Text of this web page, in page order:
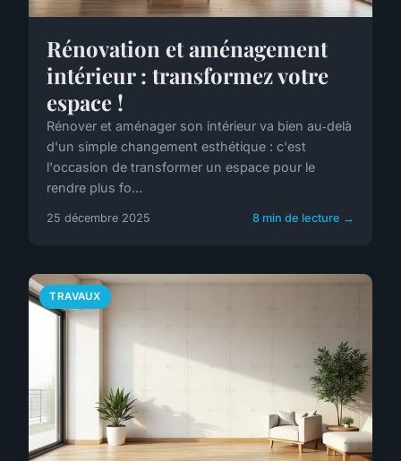
Rénovation et aménagement
intérieur : transformez votre
espace !
Rénover et aménager son intérieur va bien au‑delà
d'un simple changement esthétique : c'est
l'occasion de transformer un espace pour le
rendre plus fo...
25 décembre 2025 8 min de lecture →
TRAVAUX